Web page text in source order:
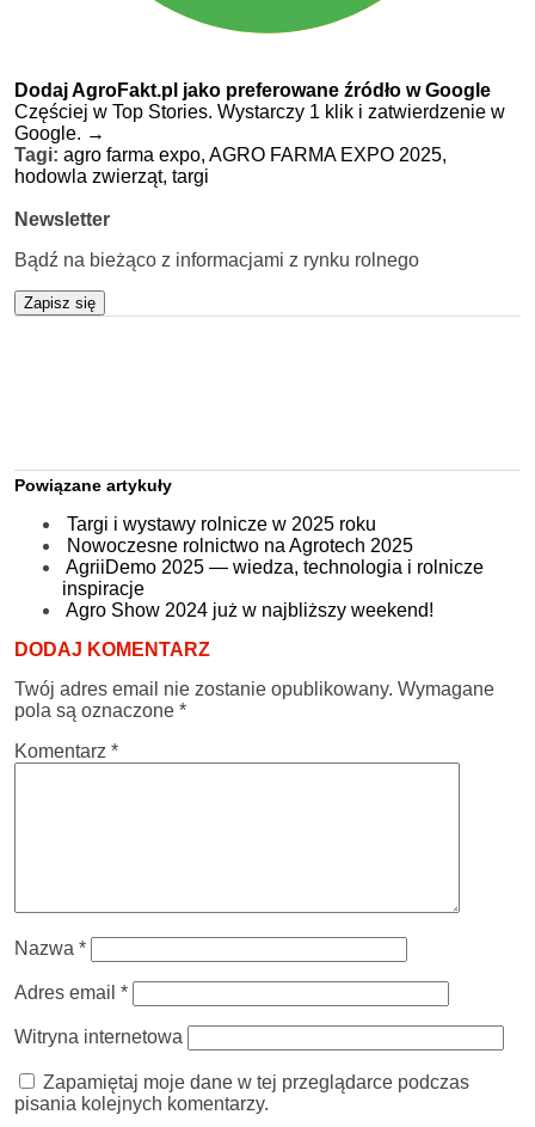
Dodaj AgroFakt.pl jako preferowane źródło w Google
Częściej w Top Stories. Wystarczy 1 klik i zatwierdzenie w
Google. →
Tagi: agro farma expo, AGRO FARMA EXPO 2025,
hodowla zwierząt, targi
Newsletter
Bądź na bieżąco z informacjami z rynku rolnego
Zapisz się
Powiązane artykuły
Targi i wystawy rolnicze w 2025 roku
Nowoczesne rolnictwo na Agrotech 2025
AgriiDemo 2025 — wiedza, technologia i rolnicze
inspiracje
Agro Show 2024 już w najbliższy weekend!
DODAJ KOMENTARZ
Twój adres email nie zostanie opublikowany. Wymagane
pola są oznaczone *
Komentarz *
Nazwa *
Adres email *
Witryna internetowa
Zapamiętaj moje dane w tej przeglądarce podczas
pisania kolejnych komentarzy.